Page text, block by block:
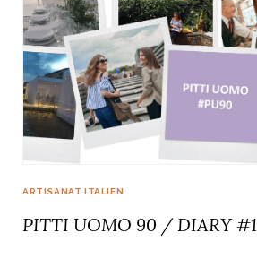
ARTISANAT ITALIEN
PITTI UOMO 90 / DIARY #1